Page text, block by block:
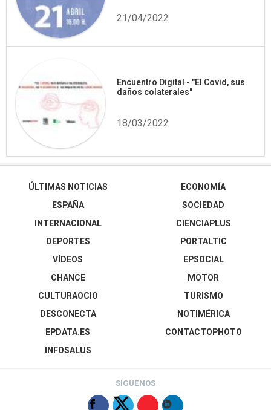
21/04/2022
Encuentro Digital - "El Covid, sus
daños colaterales"
18/03/2022
ÚLTIMAS NOTICIAS
ESPAÑA
INTERNACIONAL
DEPORTES
VÍDEOS
ECONOMÍA
SOCIEDAD
CIENCIAPLUS
PORTALTIC
EPSOCIAL
CHANCE
CULTURAOCIO
DESCONECTA
EPDATA.ES
INFOSALUS
MOTOR
TURISMO
NOTIMÉRICA
CONTACTOPHOTO
SÍGUENOS